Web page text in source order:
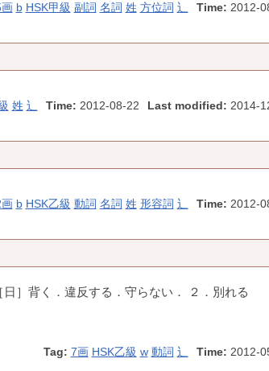
b HSK甲級 副詞 名詞 姓 方位詞 辶 Time: 2012-
姓 辶 Time: 2012-08-22 Last modified: 2014-
b HSK乙級 動詞 名詞 姓 形容詞 辶 Time: 2012-
］背く．違反する．守らない． ２．別れる
Tag: 7画 HSK乙級 w 動詞 辶 Time: 2012-